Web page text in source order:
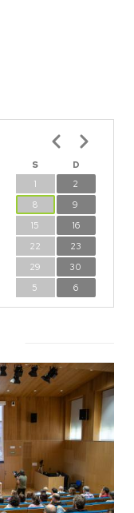
S
D
1
2
8
9
15
16
22
23
29
30
5 6
Paginación